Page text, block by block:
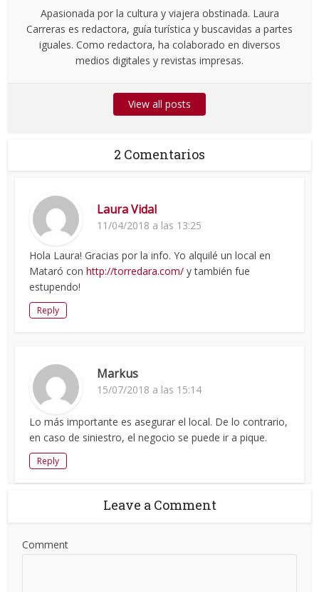
Apasionada por la cultura y viajera obstinada. Laura
Carreras es redactora, guía turística y buscavidas a partes
iguales. Como redactora, ha colaborado en diversos
medios digitales y revistas impresas.
View all posts
2 Comentarios
Laura Vidal
11/04/2018 a las 13:25
Hola Laura! Gracias por la info. Yo alquilé un local en
Mataró conhttp://torredara.com/ y también fue
estupendo!
Reply
Markus
15/07/2018 a las 15:14
Lo más importante es asegurar el local. De lo contrario,
en caso de siniestro, el negocio se puede ir a pique.
Reply
Leave a Comment
Comment